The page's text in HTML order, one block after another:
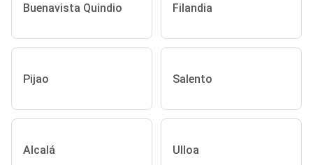
Buenavista Quindio Filandia
Pijao Salento
Alcalá Ulloa